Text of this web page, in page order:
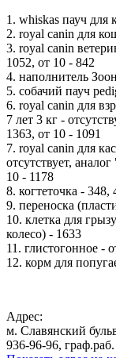
1. whiskas пауч для
2. royal canin для
3. royal canin
1052, от 10 - 842
4. наполнитель
5. собачий пауч
6. royal canin для
7 лет 3 кг -
1363, от 10 - 1091
7. royal canin для
отсутствует,
10 - 1178
8. когтеточка -
9. переноска
10. клетка для
колесо) - 1633
11. глистогонное -
12. корм для
Адрес:
м. Славянский
936-96-96,